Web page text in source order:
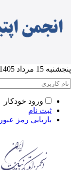
15 مرداد 1405
ورود خودکار
ثبت نام
بازیابی رمز عبور